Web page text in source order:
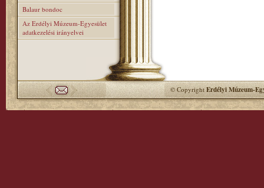
Balaur bondoc
Az Erdélyi Múzeum-Egyesület
adatkezelési irányelvei
© CopyrightErdélyi Múzeum-